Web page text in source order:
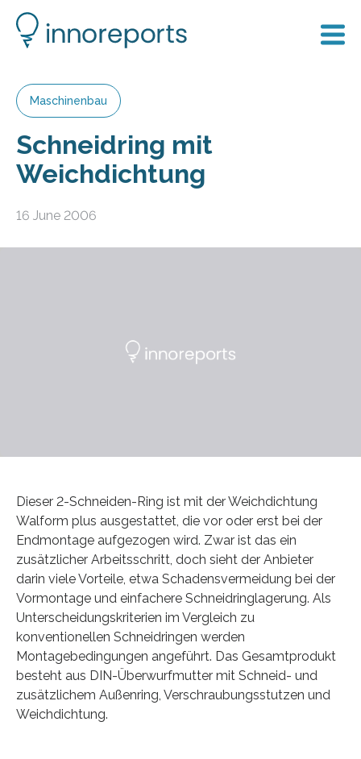
Maschinenbau
Schneidring mit
Weichdichtung
16 June 2006
Dieser 2-Schneiden-Ring ist mit der Weichdichtung
Walform plus ausgestattet, die vor oder erst bei der
Endmontage aufgezogen wird. Zwar ist das ein
zusätzlicher Arbeitsschritt, doch sieht der Anbieter
darin viele Vorteile, etwa Schadensvermeidung bei der
Vormontage und einfachere Schneidringlagerung. Als
Unterscheidungskriterien im Vergleich zu
konventionellen Schneidringen werden
Montagebedingungen angeführt. Das Gesamtprodukt
besteht aus DIN-Überwurfmutter mit Schneid- und
zusätzlichem Außenring, Verschraubungsstutzen und
Weichdichtung.